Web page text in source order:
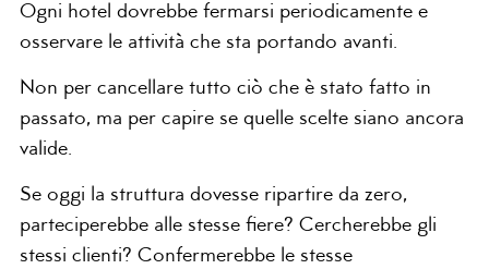
Ogni hotel dovrebbe fermarsi periodicamente e
osservare le attività che sta portando avanti.
Non per cancellare tutto ciò che è stato fatto in
passato, ma per capire se quelle scelte siano ancora
valide.
Se oggi la struttura dovesse ripartire da zero,
parteciperebbe alle stesse fiere? Cercherebbe gli
stessi clienti? Confermerebbe le stesse